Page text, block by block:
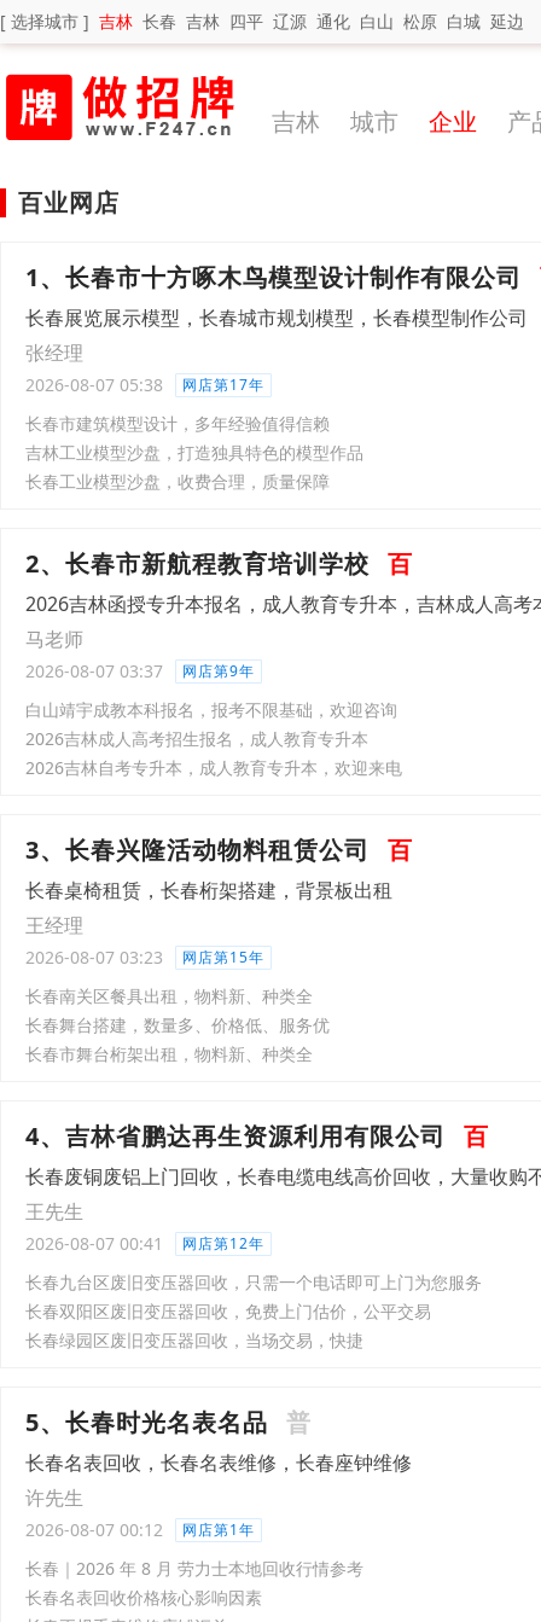
[ 选择城市 ] 吉林 长春 吉林 四平 辽源 通化 白山 松原 白城 延边
吉林 城市 企业 产
百业网店
1、长春市十方啄木鸟模型设计制作有限公司
长春展览展示模型，长春城市规划模型，长春模型制作公司
张经理
2026-08-07 05:38 网店第17年
长春市建筑模型设计，多年经验值得信赖
吉林工业模型沙盘，打造独具特色的模型作品
长春工业模型沙盘，收费合理，质量保障
2、长春市新航程教育培训学校 百
2026吉林函授专升本报名，成人教育专升本，吉林成人高考
马老师
2026-08-07 03:37 网店第9年
白山靖宇成教本科报名，报考不限基础，欢迎咨询
2026吉林成人高考招生报名，成人教育专升本
2026吉林自考专升本，成人教育专升本，欢迎来电
3、长春兴隆活动物料租赁公司 百
长春桌椅租赁，长春桁架搭建，背景板出租
王经理
2026-08-07 03:23 网店第15年
长春南关区餐具出租，物料新、种类全
长春舞台搭建，数量多、价格低、服务优
长春市舞台桁架出租，物料新、种类全
4、吉林省鹏达再生资源利用有限公司 百
长春废铜废铝上门回收，长春电缆电线高价回收，大量收购
王先生
2026-08-07 00:41 网店第12年
长春九台区废旧变压器回收，只需一个电话即可上门为您服务
长春双阳区废旧变压器回收，免费上门估价，公平交易
长春绿园区废旧变压器回收，当场交易，快捷
5、长春时光名表名品 普
长春名表回收，长春名表维修，长春座钟维修
许先生
2026-08-07 00:12 网店第1年
长春｜2026 年 8 月 劳力士本地回收行情参考
长春名表回收价格核心影响因素